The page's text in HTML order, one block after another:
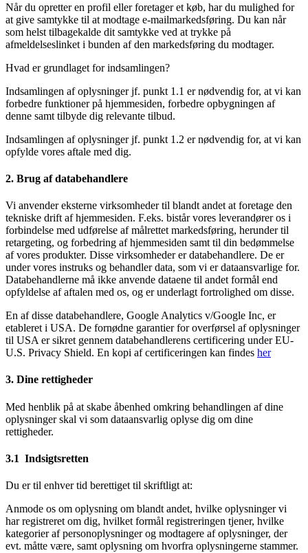
Når du opretter en profil eller foretager et køb, har du mulighed for
at give samtykke til at modtage e-mailmarkedsføring. Du kan når
som helst tilbagekalde dit samtykke ved at trykke på
afmeldelseslinket i bunden af den markedsføring du modtager.
Hvad er grundlaget for indsamlingen?
Indsamlingen af oplysninger jf. punkt 1.1 er nødvendig for, at vi kan
forbedre funktioner på hjemmesiden, forbedre opbygningen af
denne samt tilbyde dig relevante tilbud.
Indsamlingen af oplysninger jf. punkt 1.2 er nødvendig for, at vi kan
opfylde vores aftale med dig.
2. Brug af databehandlere
Vi anvender eksterne virksomheder til blandt andet at foretage den
tekniske drift af hjemmesiden. F.eks. bistår vores leverandører os i
forbindelse med udførelse af målrettet markedsføring, herunder til
retargeting, og forbedring af hjemmesiden samt til din bedømmelse
af vores produkter. Disse virksomheder er databehandlere. De er
under vores instruks og behandler data, som vi er dataansvarlige for.
Databehandlerne må ikke anvende dataene til andet formål end
opfyldelse af aftalen med os, og er underlagt fortrolighed om disse.
En af disse databehandlere, Google Analytics v/Google Inc, er
etableret i USA. De fornødne garantier for overførsel af oplysninger
til USA er sikret gennem databehandlerens certificering under EU-
U.S. Privacy Shield. En kopi af certificeringen kan findes her
3. Dine rettigheder
Med henblik på at skabe åbenhed omkring behandlingen af dine
oplysninger skal vi som dataansvarlig oplyse dig om dine
rettigheder.
3.1 Indsigtsretten
Du er til enhver tid berettiget til skriftligt at:
Anmode os om oplysning om blandt andet, hvilke oplysninger vi
har registreret om dig, hvilket formål registreringen tjener, hvilke
kategorier af personoplysninger og modtagere af oplysninger, der
evt. måtte være, samt oplysning om hvorfra oplysningerne stammer.